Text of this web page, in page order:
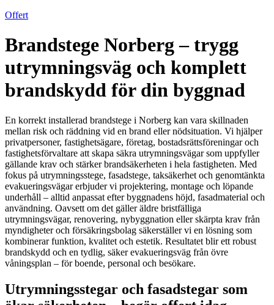
Offert
Brandstege Norberg – trygg
utrymningsväg och komplett
brandskydd för din byggnad
En korrekt installerad brandstege i Norberg kan vara skillnaden
mellan risk och räddning vid en brand eller nödsituation. Vi hjälper
privatpersoner, fastighetsägare, företag, bostadsrättsföreningar och
fastighetsförvaltare att skapa säkra utrymningsvägar som uppfyller
gällande krav och stärker brandsäkerheten i hela fastigheten. Med
fokus på utrymningsstege, fasadstege, taksäkerhet och genomtänkta
evakueringsvägar erbjuder vi projektering, montage och löpande
underhåll – alltid anpassat efter byggnadens höjd, fasadmaterial och
användning. Oavsett om det gäller äldre bristfälliga
utrymningsvägar, renovering, nybyggnation eller skärpta krav från
myndigheter och försäkringsbolag säkerställer vi en lösning som
kombinerar funktion, kvalitet och estetik. Resultatet blir ett robust
brandskydd och en tydlig, säker evakueringsväg från övre
våningsplan – för boende, personal och besökare.
Utrymningsstegar och fasadstegar som